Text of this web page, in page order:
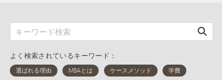
よく検索されているキーワード：